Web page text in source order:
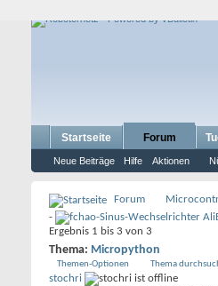
Startseite Forum
Neue Beiträge Hilfe Aktionen
Forum
-
Ergebnis 1 bis 3 von 3
Thema: Micropython
Themen-Optionen Thema
stochri